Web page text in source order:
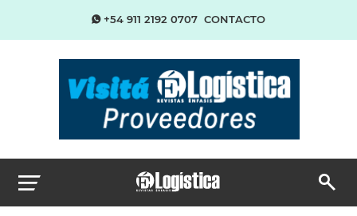
+54 911 2192 0707 CONTACTO